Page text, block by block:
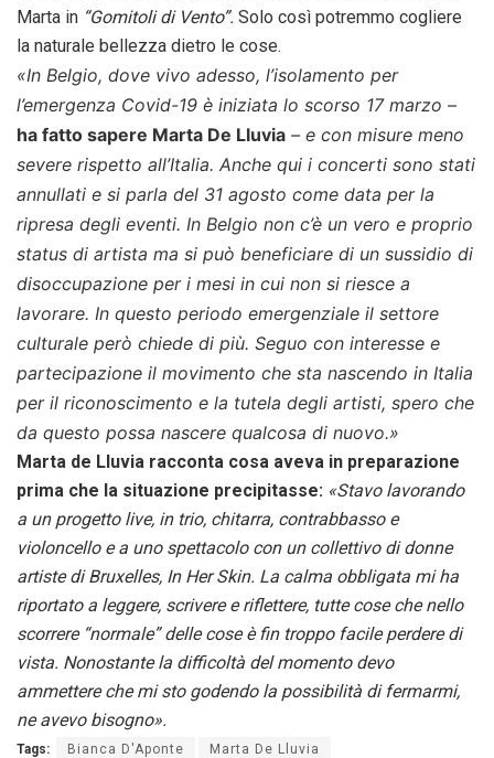
Marta in “Gomitoli di Vento”. Solo così potremmo cogliere
la naturale bellezza dietro le cose.
«In Belgio, dove vivo adesso, l’isolamento per
l’emergenza Covid-19 è iniziata lo scorso 17 marzo –
ha fatto sapere Marta De Lluvia – e con misure meno
severe rispetto all’Italia. Anche qui i concerti sono stati
annullati e si parla del 31 agosto come data per la
ripresa degli eventi. In Belgio non c’è un vero e proprio
status di artista ma si può beneficiare di un sussidio di
disoccupazione per i mesi in cui non si riesce a
lavorare. In questo periodo emergenziale il settore
culturale però chiede di più. Seguo con interesse e
partecipazione il movimento che sta nascendo in Italia
per il riconoscimento e la tutela degli artisti, spero che
da questo possa nascere qualcosa di nuovo.»
Marta de Lluvia racconta cosa aveva in preparazione
prima che la situazione precipitasse: «Stavo lavorando
a un progetto live, in trio, chitarra, contrabbasso e
violoncello e a uno spettacolo con un collettivo di donne
artiste di Bruxelles, In Her Skin. La calma obbligata mi ha
riportato a leggere, scrivere e riflettere, tutte cose che nello
scorrere “normale” delle cose è fin troppo facile perdere di
vista. Nonostante la difficoltà del momento devo
ammettere che mi sto godendo la possibilità di fermarmi,
ne avevo bisogno».
Tags: Bianca D'Aponte Marta De Lluvia